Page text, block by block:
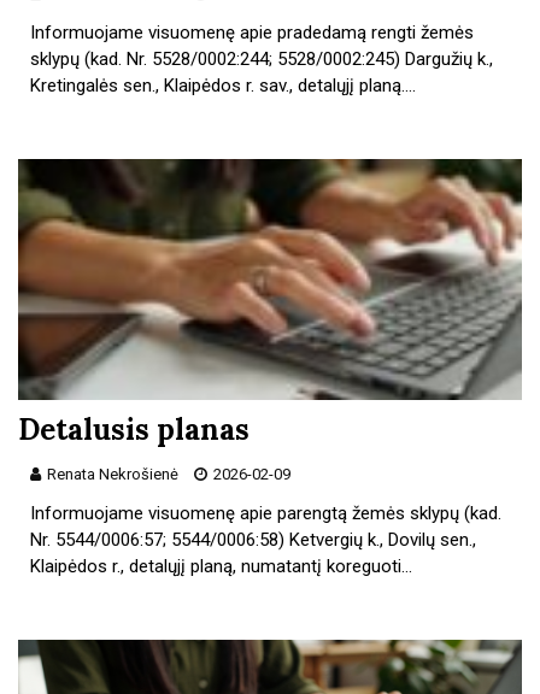
Informuojame visuomenę apie pradedamą rengti žemės
sklypų (kad. Nr. 5528/0002:244; 5528/0002:245) Dargužių k.,
Kretingalės sen., Klaipėdos r. sav., detalųjį planą.…
Detalusis planas
Renata Nekrošienė 2026-02-09
Informuojame visuomenę apie parengtą žemės sklypų (kad.
Nr. 5544/0006:57; 5544/0006:58) Ketvergių k., Dovilų sen.,
Klaipėdos r., detalųjį planą, numatantį koreguoti…